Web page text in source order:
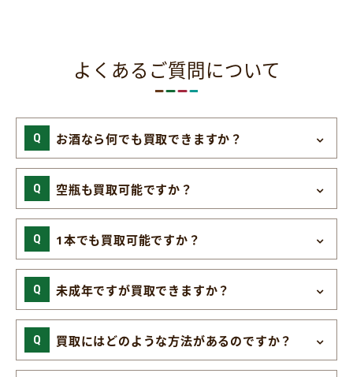
よくあるご質問について
お酒なら何でも買取できますか？
空瓶も買取可能ですか？
1本でも買取可能ですか？
未成年ですが買取できますか？
買取にはどのような方法があるのですか？